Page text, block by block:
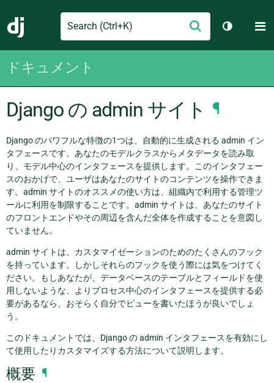
Django
Search
信
テーマを
ドキュメント
Django の admin サイト ¶
Django のパワフルな特徴の1つは、自動的に生成される admin イン
タフェースです。あなたのモデルクラスからメタデータを読み取
り、モデル中心のインタフェースを提供します。このインタフェー
スのおかげで、ユーザはあなたのサイトのコンテンツを操作できま
す。admin サイトのオススメの使い方は、組織内で利用する管理ツ
ールに利用を制限することです。admin サイトは、あなたのサイト
のフロントエンドやその周辺を含んだ全体を作成することを意図し
ていません。
admin サイトは、カスタマイゼーションのためのたくさんのフック
を持っています。しかしそれらのフックを使う際には気をつけてく
ださい。もしあなたが、データベースのテーブルとフィールドを使
用しないような、よりプロセス中心のインタフェースを提供する必
要があるなら、おそらく自分でビューを書いたほうが良いでしょ
う。
このドキュメントでは、Django の admin インタフェースを有効にし
て使用したりカスタマイズする方法について説明します。
概要 ¶